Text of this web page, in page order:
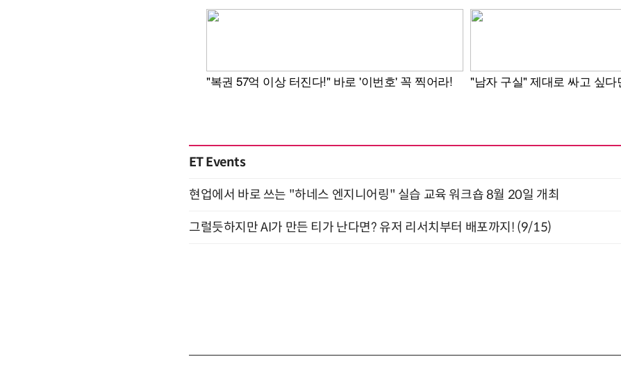
ET Events
현업에서 바로 쓰는 "하네스 엔지니어링" 실습 교육 워크숍 8월 20일 개최
그럴듯하지만 AI가 만든 티가 난다면? 유저 리서치부터 배포까지! (9/15)